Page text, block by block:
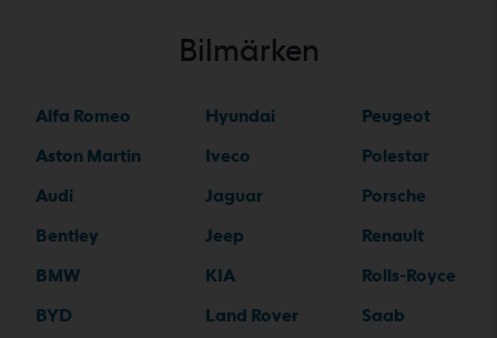
Bilmärken
Alfa Romeo
Aston Martin
Audi
Bentley
BMW
BYD
Hyundai
Iveco
Jaguar
Jeep
KIA
Land Rover
Peugeot
Polestar
Porsche
Renault
Rolls-Royce
Saab